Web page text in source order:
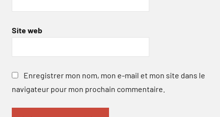
Site web
Enregistrer mon nom, mon e-mail et mon site dans le
navigateur pour mon prochain commentaire.